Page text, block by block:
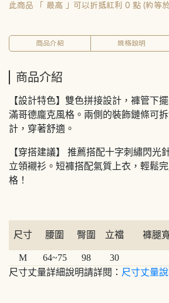
此商品 「 最高 」可以折抵紅利 0 點 (約等於
商品介紹 規格說明
商品介紹
【設計特色】雙色拼接設計，褲管下
滿哥德龐克風格。兩側的裝飾鏈條可
計，穿著舒適。
【穿搭建議】 推薦搭配十字刺繡閃光
立領襯衫。短褲搭配氣質上衣，輕鬆
格！
尺寸 腰圍 臀圍 立襠 褲腿
M
64~75 98 30
尺寸丈量詳細說明請詳閱： 尺寸丈量說